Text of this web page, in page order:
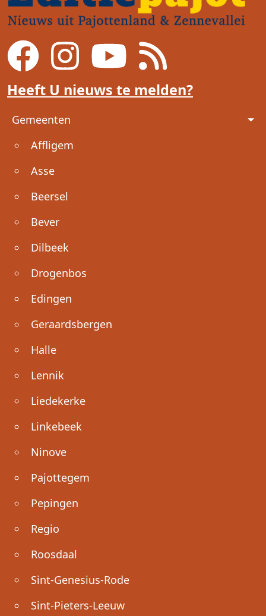
Heeft U nieuws te melden?
Voet
Gemeenten
Affligem
Asse
Beersel
Bever
Dilbeek
Drogenbos
Edingen
Geraardsbergen
Halle
Lennik
Liedekerke
Linkebeek
Ninove
Pajottegem
Pepingen
Regio
Roosdaal
Sint-Genesius-Rode
Sint-Pieters-Leeuw